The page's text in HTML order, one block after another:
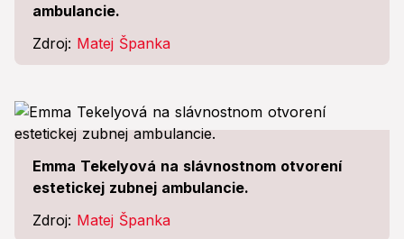
ambulancie.
Zdroj: Matej Španka
Emma Tekelyová na slávnostnom otvorení
estetickej zubnej ambulancie.
Zdroj: Matej Španka